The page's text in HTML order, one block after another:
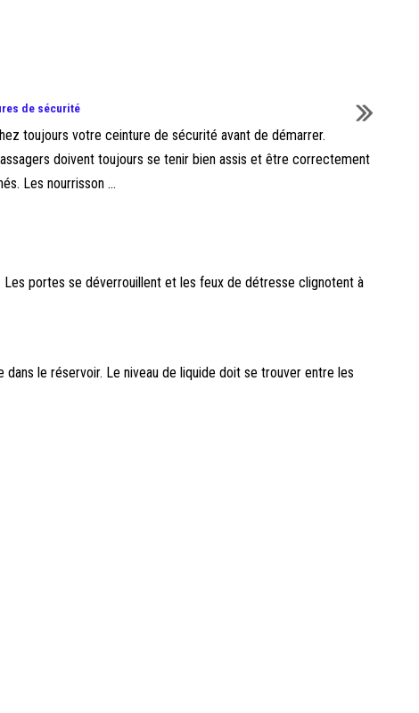
de sécurité
toujours votre ceinture de sécurité avant de démarrer.
doivent toujours se tenir bien assis et être correctement
Les nourrisson ...
portes se déverrouillent et les feux de détresse clignotent à
le réservoir. Le niveau de liquide doit se trouver entre les